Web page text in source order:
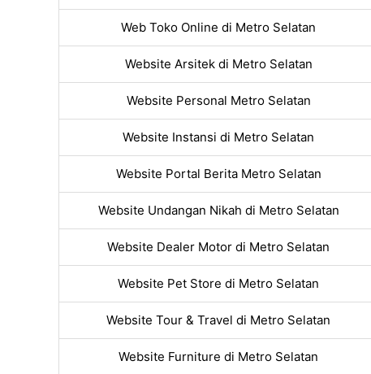
Web Toko Online di Metro Selatan
Website Arsitek di Metro Selatan
Website Personal Metro Selatan
Website Instansi di Metro Selatan
Website Portal Berita Metro Selatan
Website Undangan Nikah di Metro Selatan
Website Dealer Motor di Metro Selatan
Website Pet Store di Metro Selatan
Website Tour & Travel di Metro Selatan
Website Furniture di Metro Selatan